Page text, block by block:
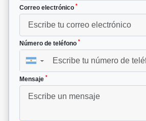
Correo electrónico *
Número de teléfono *
▼
Mensaje *